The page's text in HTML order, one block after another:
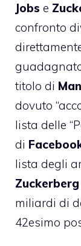
Jobs e
confronto
titolo di
dovuto
lista delle
di
lista degli
Zuckerberg
miliardi di
42esimo